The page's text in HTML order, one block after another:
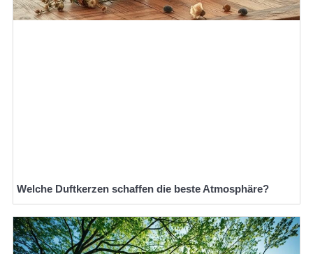
Welche Duftkerzen schaffen die beste Atmosphäre?